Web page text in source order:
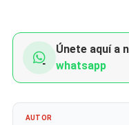
Únete aquí a
whatsapp
AUTOR